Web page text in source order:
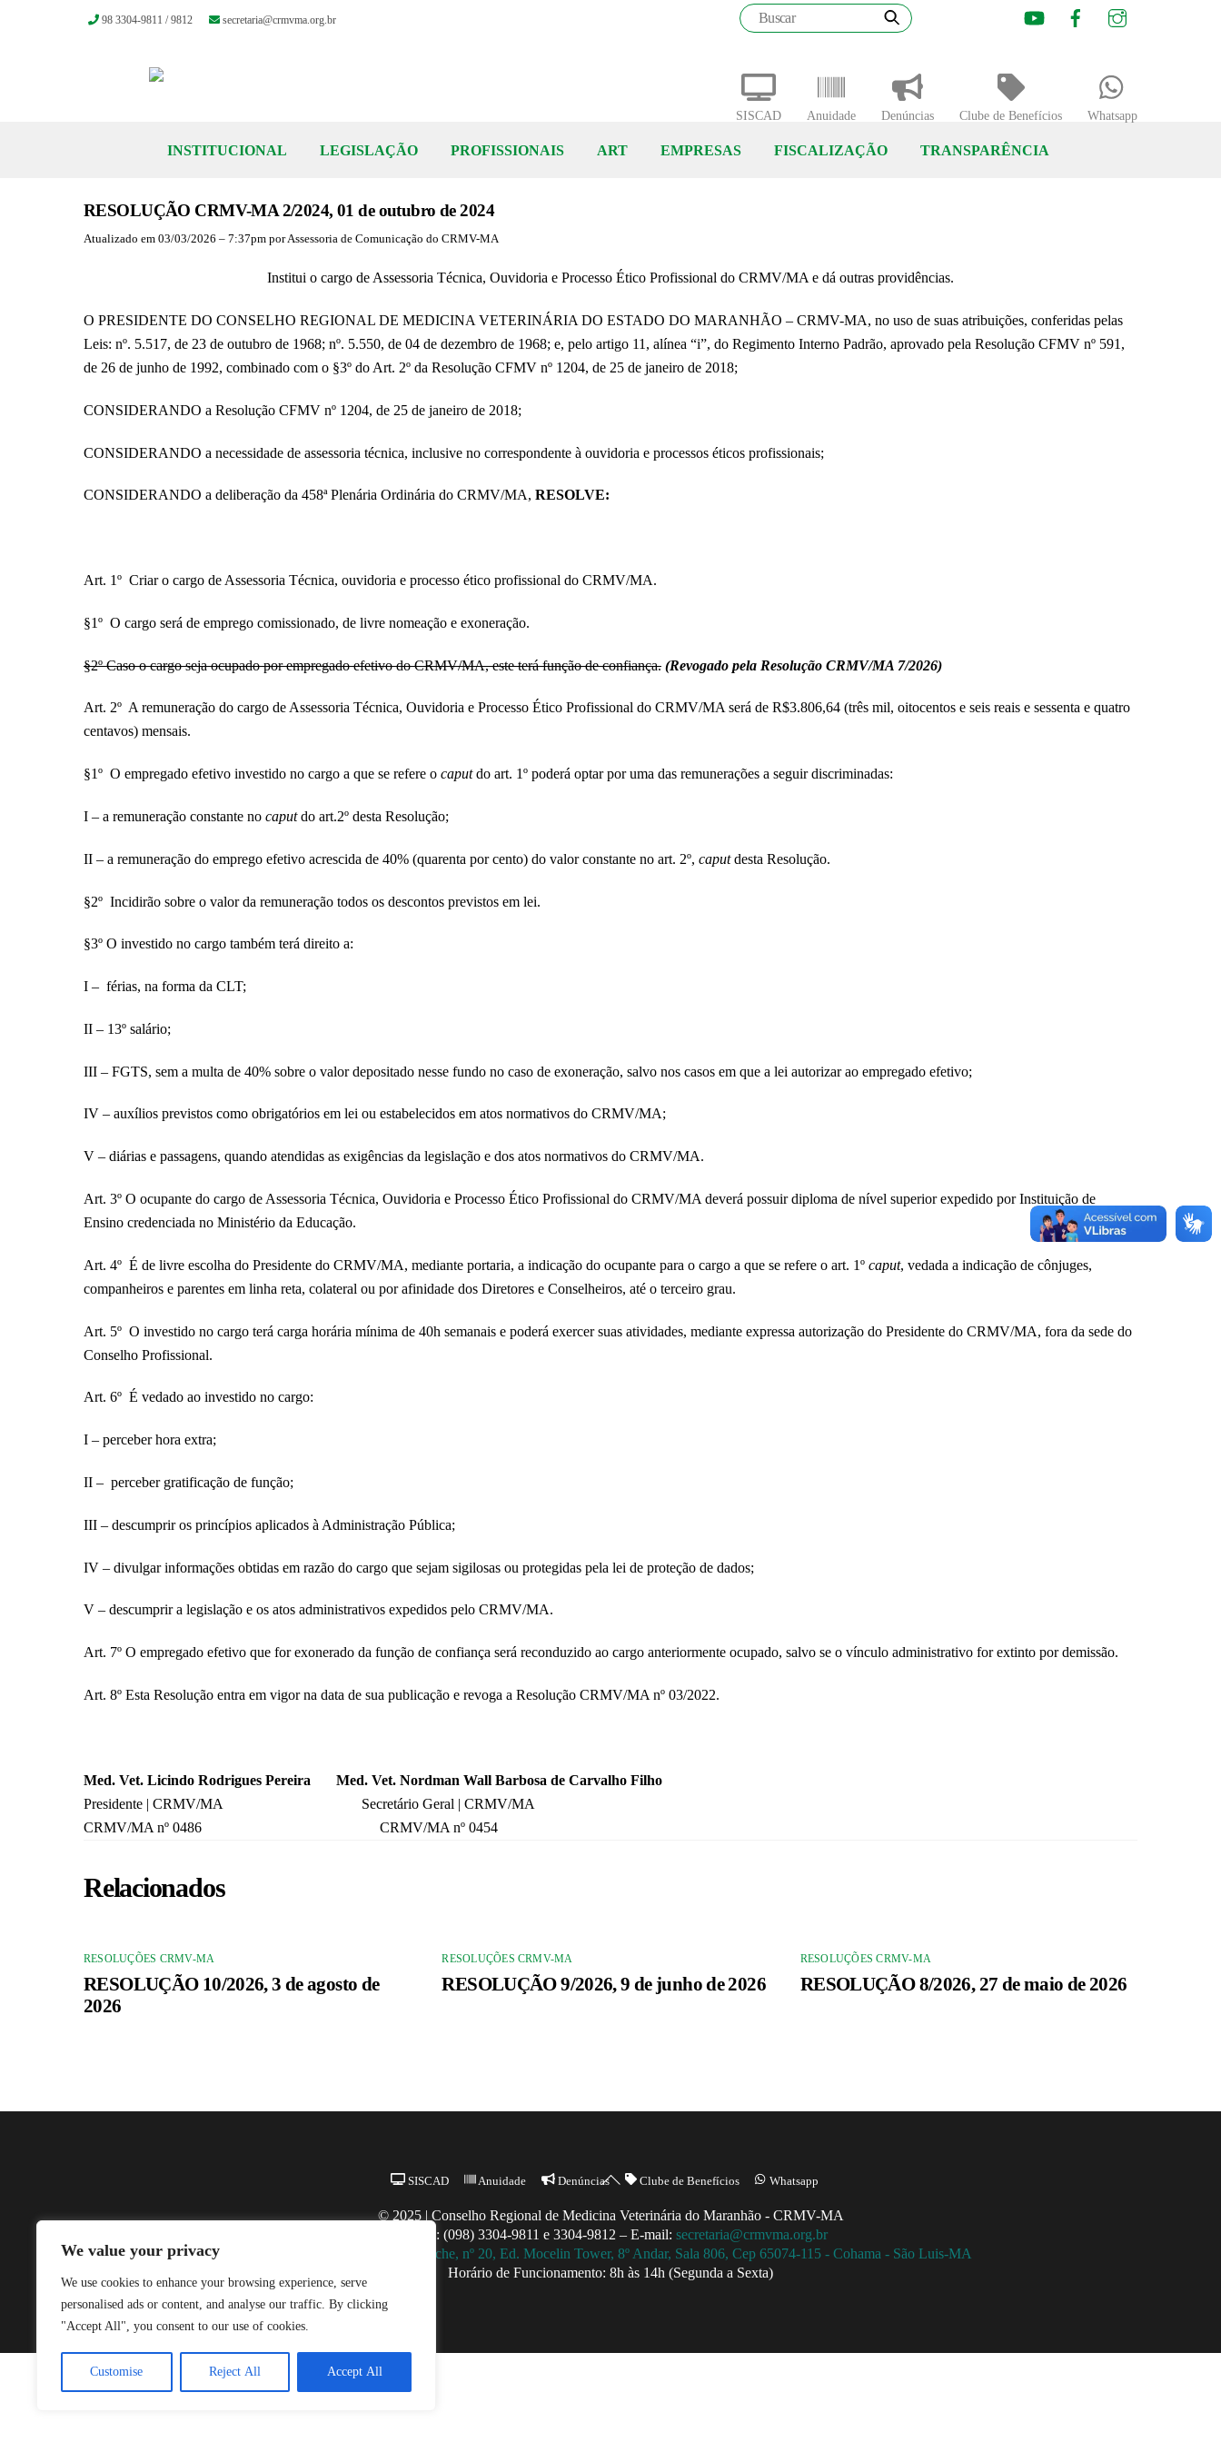
We value your privacy
We use cookies to enhance your browsing experience, serve
personalised ads or content, and analyse our traffic. By clicking
"Accept All", you consent to our use of cookies.
Customise Reject All Accept All
INSTITUCIONAL LEGISLAÇÃO PROFISSIONAIS ART EMPRESAS FISCALIZAÇÃO TRANSPARÊNCIA
SISCAD Anuidade Denúncias Clube de Benefícios Whatsapp
98 3304-9811 / 9812 secretaria@crmvma.org.br
Youtube Facebook
RESOLUÇÃO CRMV-MA 2/2024, 01 de outubro de 2024
Atualizado em 03/03/2026 – 7:37pm por Assessoria de Comunicação do CRMV-MA
Institui o cargo de Assessoria Técnica, Ouvidoria e Processo Ético Profissional do CRMV/MA e dá outras providências.
O PRESIDENTE DO CONSELHO REGIONAL DE MEDICINA VETERINÁRIA DO ESTADO DO MARANHÃO – CRMV-MA, no uso de suas atribuições, conferidas pelas
Leis: nº. 5.517, de 23 de outubro de 1968; nº. 5.550, de 04 de dezembro de 1968; e, pelo artigo 11, alínea “i”, do Regimento Interno Padrão, aprovado pela Resolução CFMV nº 591,
de 26 de junho de 1992, combinado com o §3º do Art. 2º da Resolução CFMV nº 1204, de 25 de janeiro de 2018;
CONSIDERANDO a Resolução CFMV nº 1204, de 25 de janeiro de 2018;
CONSIDERANDO a necessidade de assessoria técnica, inclusive no correspondente à ouvidoria e processos éticos profissionais;
CONSIDERANDO a deliberação da 458ª Plenária Ordinária do CRMV/MA, RESOLVE:
Art. 1º Criar o cargo de Assessoria Técnica, ouvidoria e processo ético profissional do CRMV/MA.
§1º O cargo será de emprego comissionado, de livre nomeação e exoneração.
§2º Caso o cargo seja ocupado por empregado efetivo do CRMV/MA, este terá função de confiança. (Revogado pela Resolução CRMV/MA 7/2026)
Art. 2º A remuneração do cargo de Assessoria Técnica, Ouvidoria e Processo Ético Profissional do CRMV/MA será de R$3.806,64 (três mil, oitocentos e seis reais e sessenta e quatro
centavos) mensais.
§1º O empregado efetivo investido no cargo a que se refere o caputdo art. 1º poderá optar por uma das remunerações a seguir discriminadas:
I – a remuneração constante no caputdo art.2º desta Resolução;
II – a remuneração do emprego efetivo acrescida de 40% (quarenta por cento) do valor constante no art. 2º, caputdesta Resolução.
§2º Incidirão sobre o valor da remuneração todos os descontos previstos em lei.
§3º O investido no cargo também terá direito a:
I – férias, na forma da CLT;
II – 13º salário;
III – FGTS, sem a multa de 40% sobre o valor depositado nesse fundo no caso de exoneração, salvo nos casos em que a lei autorizar ao empregado efetivo;
IV – auxílios previstos como obrigatórios em lei ou estabelecidos em atos normativos do CRMV/MA;
V – diárias e passagens, quando atendidas as exigências da legislação e dos atos normativos do CRMV/MA.
Art. 3º O ocupante do cargo de Assessoria Técnica, Ouvidoria e Processo Ético Profissional do CRMV/MA deverá possuir diploma de nível superior expedido por Instituição de
Ensino credenciada no Ministério da Educação.
Art. 4º É de livre escolha do Presidente do CRMV/MA, mediante portaria, a indicação do ocupante para o cargo a que se refere o art. 1º caput, vedada a indicação de cônjuges,
companheiros e parentes em linha reta, colateral ou por afinidade dos Diretores e Conselheiros, até o terceiro grau.
Art. 5º O investido no cargo terá carga horária mínima de 40h semanais e poderá exercer suas atividades, mediante expressa autorização do Presidente do CRMV/MA, fora da sede do
Conselho Profissional.
Art. 6º É vedado ao investido no cargo:
I – perceber hora extra;
II – perceber gratificação de função;
III – descumprir os princípios aplicados à Administração Pública;
IV – divulgar informações obtidas em razão do cargo que sejam sigilosas ou protegidas pela lei de proteção de dados;
V – descumprir a legislação e os atos administrativos expedidos pelo CRMV/MA.
Art. 7º O empregado efetivo que for exonerado da função de confiança será reconduzido ao cargo anteriormente ocupado, salvo se o vínculo administrativo for extinto por demissão.
Art. 8º Esta Resolução entra em vigor na data de sua publicação e revoga a Resolução CRMV/MA nº 03/2022.
Med. Vet. Licindo Rodrigues Pereira Med. Vet. Nordman Wall Barbosa de Carvalho Filho
Presidente | CRMV/MA Secretário Geral | CRMV/MA
CRMV/MA nº 0486 CRMV/MA nº 0454
Relacionados
RESOLUÇÕES CRMV-MA
RESOLUÇÃO 10/2026, 3 de agosto de
2026
RESOLUÇÕES CRMV-MA
RESOLUÇÃO 9/2026, 9 de junho de 2026
RESOLUÇÕES CRMV-MA
RESOLUÇÃO 8/2026, 27 de maio de 2026
Back
Top
SISCAD Anuidade Denúncias Clube de Benefícios Whatsapp
© 2025 | Conselho Regional de Medicina Veterinária do Maranhão - CRMV-MA
Contato: (098) 3304-9811 e 3304-9812 – E-mail: secretaria@crmvma.org.br
Av. Daniel de La Touche, nº 20, Ed. Mocelin Tower, 8º Andar, Sala 806, Cep 65074-115 - Cohama - São Luis-MA
Horário de Funcionamento: 8h às 14h (Segunda a Sexta)